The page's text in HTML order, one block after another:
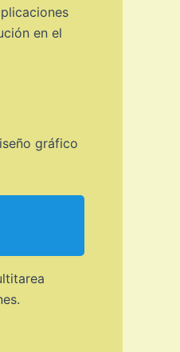
en el
gráfico